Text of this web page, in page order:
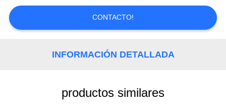
PIDA
CONTACTO!
INFORMACIÓN DETALLADA
productos similares